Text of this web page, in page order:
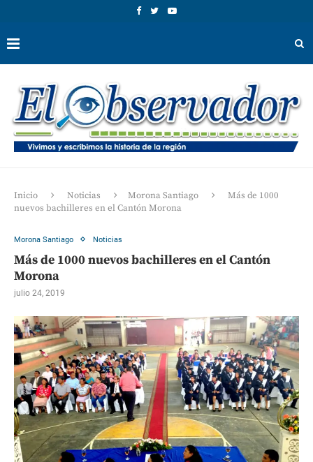
Inicio Noticias Morona Santiago
Más de 1000
nuevos bachilleres en el Cantón Morona
Morona Santiago Noticias
Más de 1000 nuevos bachilleres en el Cantón
Morona
julio 24, 2019